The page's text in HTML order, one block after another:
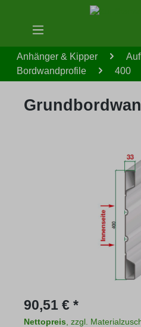
Zum Hauptinhalt springen
Anhänger & Kipper
Bordwandprofile
400
Regulärer Preis:
90,51 € *
Nettopreis , zzgl.